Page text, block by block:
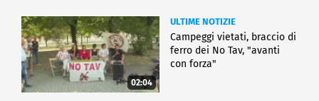
02:04
ULTIME NOTIZIE
Campeggi vietati, braccio di
ferro dei No Tav, "avanti
con forza"